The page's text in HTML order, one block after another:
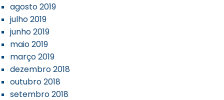
agosto 2019
julho 2019
junho 2019
maio 2019
março 2019
dezembro 2018
outubro 2018
setembro 2018